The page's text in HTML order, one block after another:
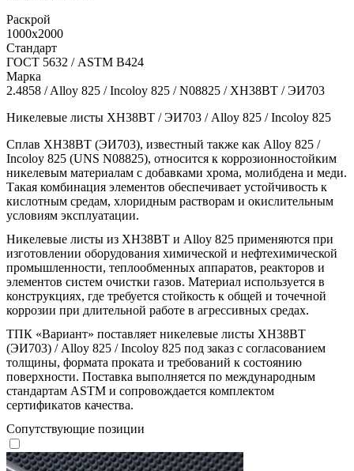
Раскрой
1000х2000
Стандарт
ГОСТ 5632 / ASTM B424
Марка
2.4858 / Alloy 825 / Incoloy 825 / N08825 / ХН38ВТ / ЭИ703
Никелевые листы ХН38ВТ / ЭИ703 / Alloy 825 / Incoloy 825
Сплав ХН38ВТ (ЭИ703), известный также как Alloy 825 /
Incoloy 825 (UNS N08825), относится к коррозионностойким
никелевым материалам с добавками хрома, молибдена и меди.
Такая комбинация элементов обеспечивает устойчивость к
кислотным средам, хлоридным растворам и окислительным
условиям эксплуатации.
Никелевые листы из ХН38ВТ и Alloy 825 применяются при
изготовлении оборудования химической и нефтехимической
промышленности, теплообменных аппаратов, реакторов и
элементов систем очистки газов. Материал используется в
конструкциях, где требуется стойкость к общей и точечной
коррозии при длительной работе в агрессивных средах.
ТПК «Вариант» поставляет никелевые листы ХН38ВТ
(ЭИ703) / Alloy 825 / Incoloy 825 под заказ с согласованием
толщины, формата проката и требований к состоянию
поверхности. Поставка выполняется по международным
стандартам ASTM и сопровождается комплектом
сертификатов качества.
Сопутствующие позиции